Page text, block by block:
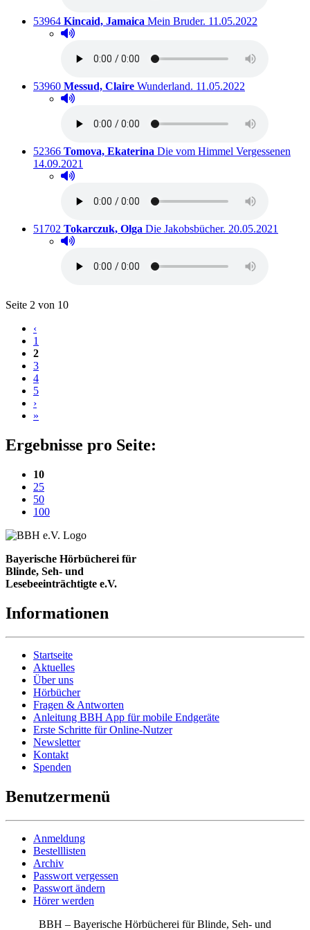
Titelnummer:
53964 von
Kincaid, Jamaica Mein Bruder. Ausleihbar seit dem
11.05.2022
Hörprobe abspielen
Hörprobe von Mein Bruder.
Titelnummer:
53960 von
Messud, Claire: Wunderland. Ausleihbar seit dem
11.05.2022
Hörprobe abspielen
Hörprobe von Wunderland.
Titelnummer:
52366 von
Tomova, Ekaterina Die vom Himmel Vergessenen
14.09.2021
Hörprobe abspielen
Hörprobe von Die vom Himmel Vergessenen
Titelnummer:
51702 von
Tokarczuk, Olga Die Jakobsbücher. Ausleihbar seit
20.05.2021
Hörprobe abspielen
Hörprobe von Die Jakobsbücher.
Blättern
Seite 2 von 10
‹
1
2
3
4
5
›
»
Ergebnisse pro Seite:
10(aktuelle Einstellung)
25
50
100
Bayerische Hörbücherei für
Blinde, Seh- und
Lesebeeinträchtigte e.V.
Informationen
Startseite
Aktuelles
Über uns
Hörbücher
Fragen & Antworten
Anleitung BBH App für mobile Endgeräte
Erste Schritte für Online-Nutzer
Newsletter
Kontakt
Spenden
Benutzermenü
Anmeldung
Bestelllisten
Archiv
Passwort vergessen
Passwort ändern
Hörer werden
BBH – Bayerische Hörbücherei für Blinde, Seh- und